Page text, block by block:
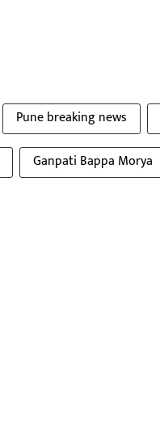
Pune breaking news
Ganpati Bappa Morya